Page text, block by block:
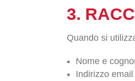
3.
Quando si
Nome e
Indirizzo email